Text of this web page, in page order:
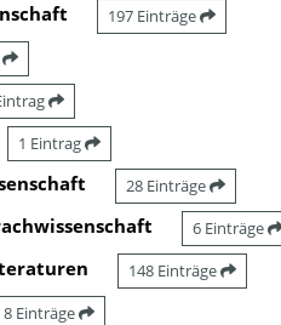
197 Einträge
1 Eintrag
28 Einträge
6 Einträge
148 Einträge
8 Einträge